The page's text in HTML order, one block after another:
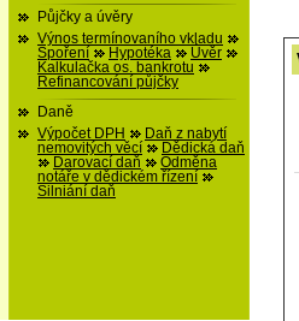
Půjčky a úvěry
Výnos termínovaního vkladu
Spoření
Hypotéka
Úvěr
Kalkulačka os. bankrotu
Refinancování půjčky
Daně
Výpočet DPH
Daň z nabytí
nemovitých věcí
Dědická daň
Darovací daň
Odměna
notáře v dědickém řízení
Silniání daň